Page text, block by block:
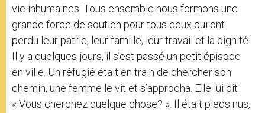
vie inhumaines. Tous ensemble nous formons une
grande force de soutien pour tous ceux qui ont
perdu leur patrie, leur famille, leur travail et la dignité.
Il y a quelques jours, il s’est passé un petit épisode
en ville. Un réfugié était en train de chercher son
chemin, une femme le vit et s’approcha. Elle lui dit :
« Vous cherchez quelque chose? ». Il était pieds nus,